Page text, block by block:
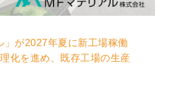
」が2027年夏に新工場稼働
化を進め、既存工場の生産